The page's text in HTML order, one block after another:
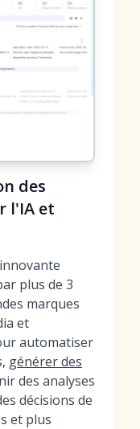
des
l'IA et
plus de 3
marques
et
automatiser
générer des
des analyses
décisions de
et plus